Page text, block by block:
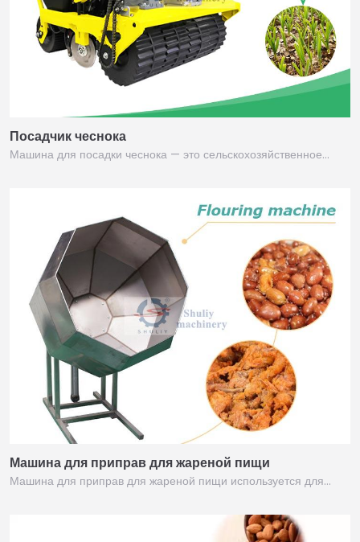
Посадчик чеснока
Машина для посадки чеснока — это сельскохозяйственное…
Машина для приправ для жареной пищи
Машина для приправ для жареной пищи используется для…